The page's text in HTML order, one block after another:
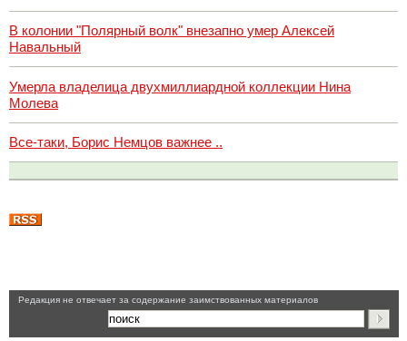
В колонии "Полярный волк" внезапно умер Алексей
Навальный
Умерла владелица двухмиллиардной коллекции Нина
Молева
Все-таки, Борис Немцов важнее ..
Pедакция не отвечает за содержание заимствованных материалов